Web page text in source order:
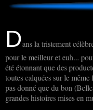
Dans la tristement
pour le meilleur et euh...
été étonnant que des
toutes calquées sur le
pas donné que du bon
grandes histoires mises en